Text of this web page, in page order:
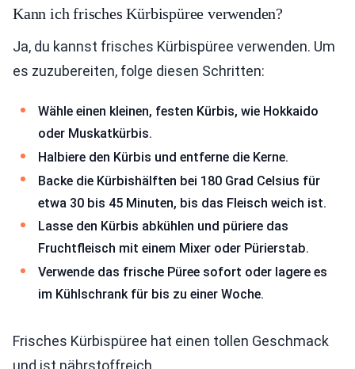
Kann ich frisches Kürbispüree verwenden?
Ja, du kannst frisches Kürbispüree verwenden. Um
es zuzubereiten, folge diesen Schritten:
Wähle einen kleinen, festen Kürbis, wie Hokkaido
oder Muskatkürbis.
Halbiere den Kürbis und entferne die Kerne.
Backe die Kürbishälften bei 180 Grad Celsius für
etwa 30 bis 45 Minuten, bis das Fleisch weich ist.
Lasse den Kürbis abkühlen und püriere das
Fruchtfleisch mit einem Mixer oder Pürierstab.
Verwende das frische Püree sofort oder lagere es
im Kühlschrank für bis zu einer Woche.
Frisches Kürbispüree hat einen tollen Geschmack